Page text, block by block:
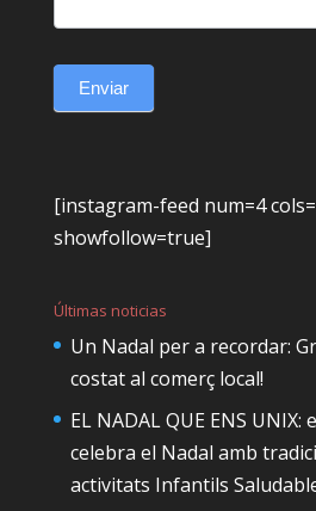
Enviar
[instagram-feed num=4
showfollow=true]
Últimas noticias
Un Nadal per a recordar:
costat al comerç local!
EL NADAL QUE ENS
celebra el Nadal amb
activitats Infantils